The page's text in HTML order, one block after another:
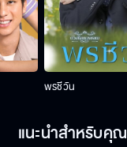
พรชีวัน
แนะนำสำหรับคุณ